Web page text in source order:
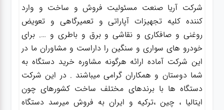
شرکت آریا صنعت مسئولیت فروش و ساخت و وارد
کننده کلیه تجهیزات آپاراتی و تعمیرگاهی و تعویض
روغنی و صافکاری و نقاشی و برق و باطری و …. برای
خودرو های سواری و سنگین را داراست و مشاوران ما در
این شرکت آماده ارائه هرگونه مشاوره خرید دستگاه به
شما دوستان و همکاران گرامی میباشند . در این شرکت
دستگاه ها با برندهای مختلف ساخت کشورهای چون
ایتالیا ، چین ،ترکیه و ایران به فروش میرسد دستگاه